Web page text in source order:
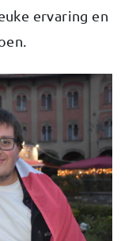
ervaring en